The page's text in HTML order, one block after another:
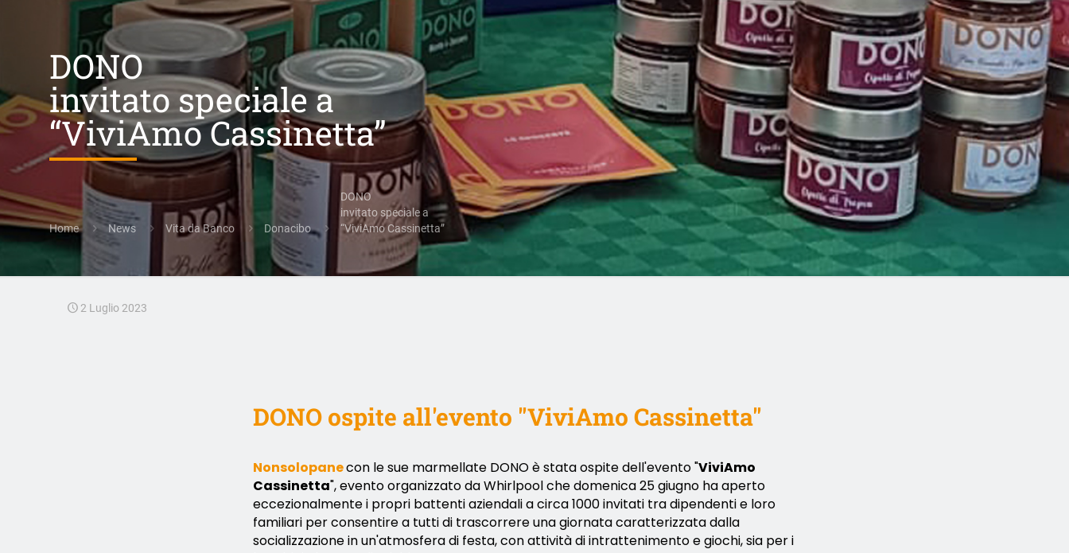
DONO
invitato speciale a
“ViviAmo Cassinetta”
Home News Vita da Banco Donacibo
DONO
invitato speciale a
“ViviAmo Cassinetta”
2 Luglio 2023
DONO ospite all'evento "ViviAmo Cassinetta"
Nonsolopanecon le sue marmellate DONO è stata ospite dell'evento "ViviAmo
Cassinetta", evento organizzato da Whirlpool che domenica 25 giugno ha aperto
eccezionalmente i propri battenti aziendali a circa 1000 invitati tra dipendenti e loro
familiari per consentire a tutti di trascorrere una giornata caratterizzata dalla
socializzazione in un'atmosfera di festa, con attività di intrattenimento e giochi, sia per i